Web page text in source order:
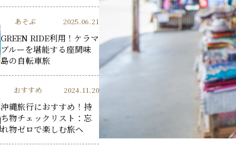
あそぶ 2025.06.21
GREEN RIDE利用！ケラマ
ブルーを堪能する座間味
島の自転車旅
おすすめ 2024.11.20
沖縄旅行におすすめ！持
ち物チェックリスト：忘
れ物ゼロで楽しむ旅へ